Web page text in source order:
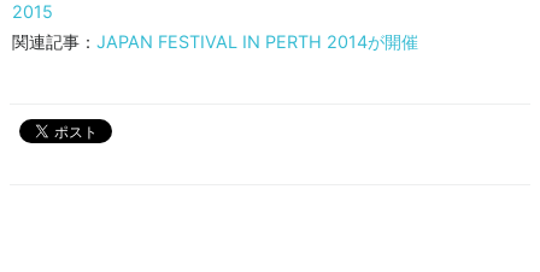
2015
関連記事： JAPAN FESTIVAL IN PERTH 2014が開催